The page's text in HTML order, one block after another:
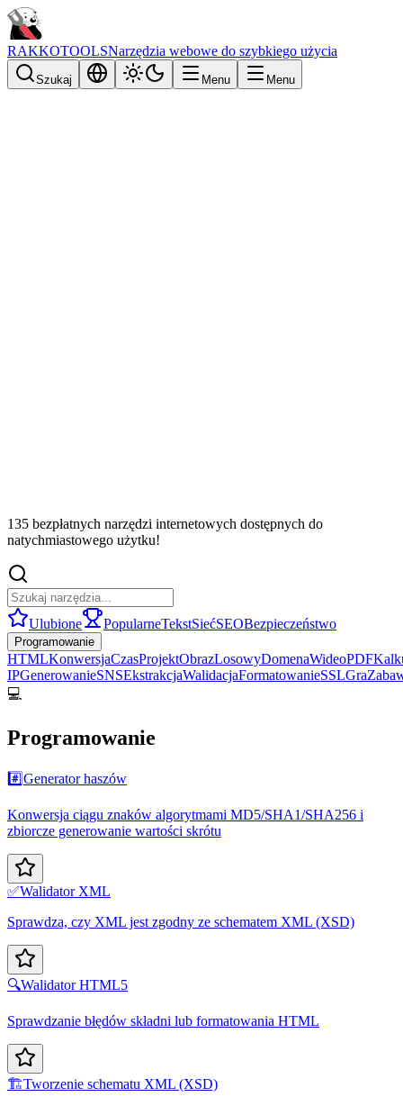
RAKKOTOOLSNarzędzia webowe do szybkiego użycia
Szukaj Menu Menu
135 bezpłatnych narzędzi internetowych dostępnych do
natychmiastowego użytku!
Ulubione PopularneTekstSiećSEOBezpieczeństwo
Programowanie
HTMLKonwersjaCzasProjektObrazLosowyDomenaWideoPDF
IPGenerowanieSNSEkstrakcjaWalidacjaFormatowanieSSLGra
💻
Programowanie
#️⃣Generator haszów
Konwersja ciągu znaków algorytmami MD5/SHA1/SHA256 i
zbiorcze generowanie wartości skrótu
✅Walidator XML
Sprawdza, czy XML jest zgodny ze schematem XML (XSD)
🔍Walidator HTML5
Sprawdzanie błędów składni lub formatowania HTML
🏗️Tworzenie schematu XML (XSD)